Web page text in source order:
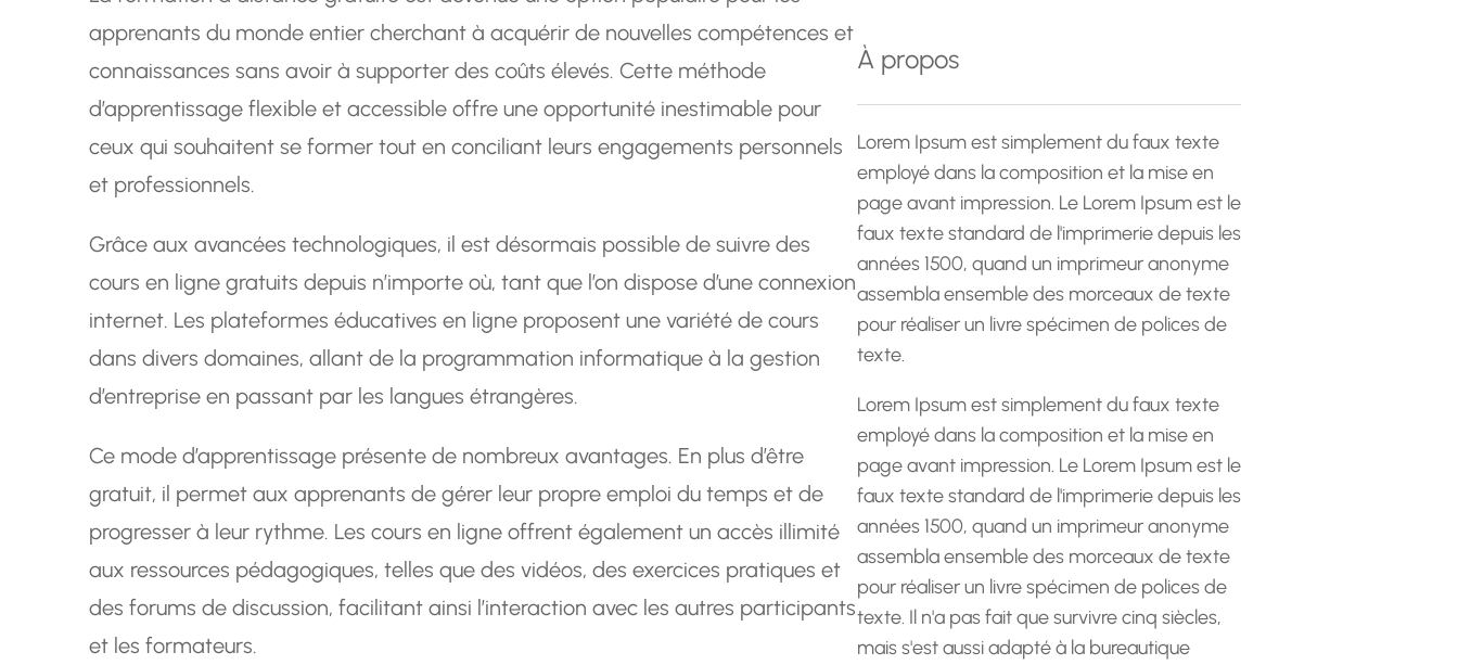
apprenants du monde entier cherchant à acquérir de nouvelles compétences et
connaissances sans avoir à supporter des coûts élevés. Cette méthode
d’apprentissage flexible et accessible offre une opportunité inestimable pour
ceux qui souhaitent se former tout en conciliant leurs engagements personnels
et professionnels.
Grâce aux avancées technologiques, il est désormais possible de suivre des
cours en ligne gratuits depuis n’importe où, tant que l’on dispose d’une connexion
internet. Les plateformes éducatives en ligne proposent une variété de cours
dans divers domaines, allant de la programmation informatique à la gestion
d’entreprise en passant par les langues étrangères.
Ce mode d’apprentissage présente de nombreux avantages. En plus d’être
gratuit, il permet aux apprenants de gérer leur propre emploi du temps et de
progresser à leur rythme. Les cours en ligne offrent également un accès illimité
aux ressources pédagogiques, telles que des vidéos, des exercices pratiques et
des forums de discussion, facilitant ainsi l’interaction avec les autres participants
et les formateurs.
r
c
h
e
À propos
Lorem Ipsum est simplement du faux texte
employé dans la composition et la mise en
page avant impression. Le Lorem Ipsum est le
faux texte standard de l'imprimerie depuis les
années 1500, quand un imprimeur anonyme
assembla ensemble des morceaux de texte
pour réaliser un livre spécimen de polices de
texte.
Lorem Ipsum est simplement du faux texte
employé dans la composition et la mise en
page avant impression. Le Lorem Ipsum est le
faux texte standard de l'imprimerie depuis les
années 1500, quand un imprimeur anonyme
assembla ensemble des morceaux de texte
pour réaliser un livre spécimen de polices de
texte. Il n'a pas fait que survivre cinq siècles,
mais s'est aussi adapté à la bureautique